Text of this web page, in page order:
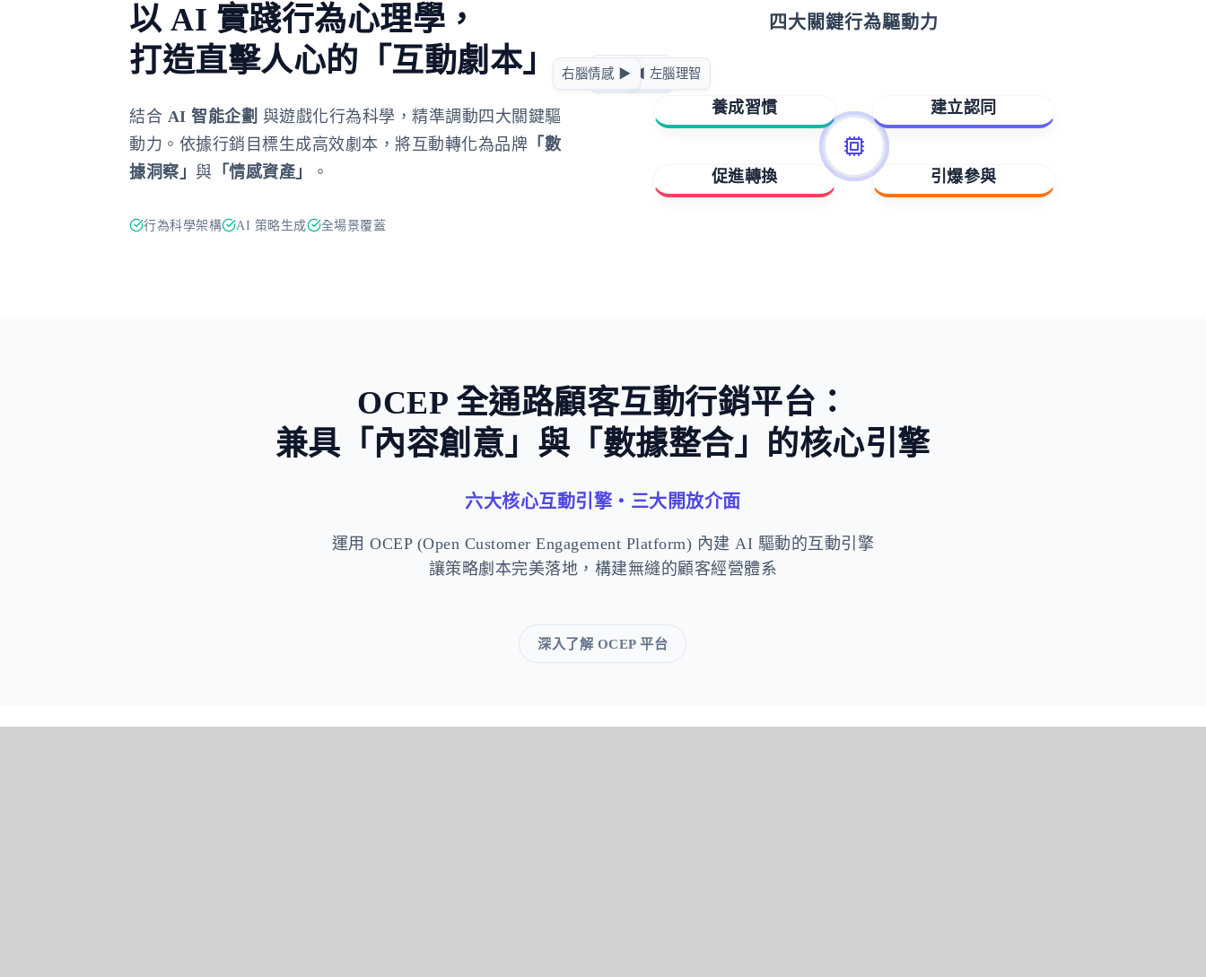
以 AI 實踐行為心理學，
打造直擊人心的「互動劇本」
結合 AI 智能企劃 與遊戲化行為科學，精準調動四大關鍵驅
動力。依據行銷目標生成高效劇本，將互動轉化為品牌 「數
據洞察」 與 「情感資產」 。
行為科學架構 AI 策略生成 全場景覆蓋
四大關鍵行為驅動力
正向賦能
急迫驅動◀ 左腦理智
右腦情感 ▶
養成習慣 建立認同
促進轉換 引爆參與
OCEP 全通路顧客互動行銷平台：
兼具「內容創意」與「數據整合」的核心引擎
六大核心互動引擎・三大開放介面
運用 OCEP (Open Customer Engagement Platform) 內建 AI 驅動的互動引擎
讓策略劇本完美落地，構建無縫的顧客經營體系
深入了解 OCEP 平台